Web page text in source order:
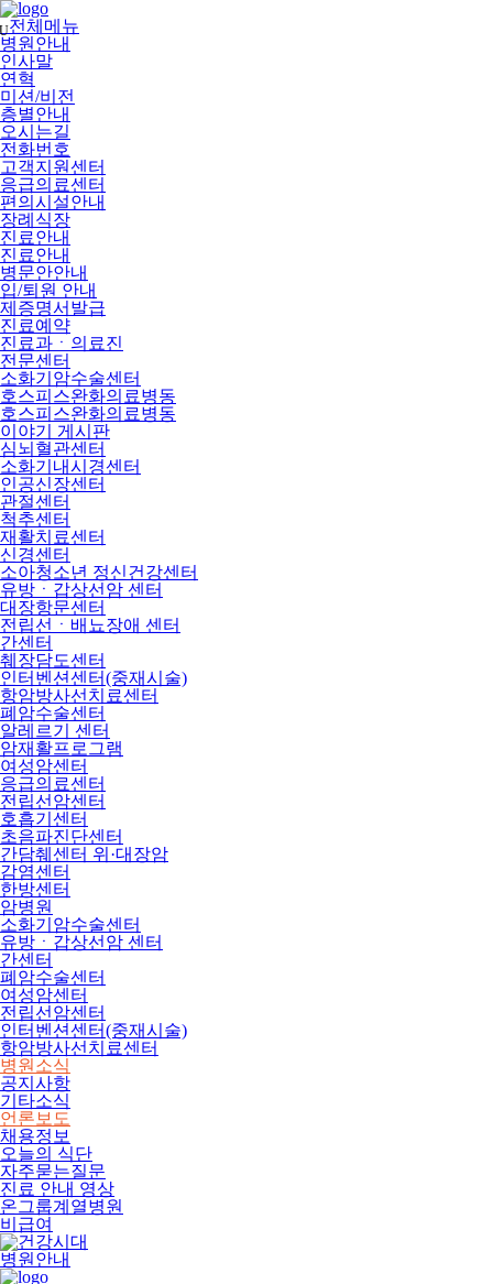
메
뉴
건
너
뛰
기
전체메뉴
병원안내
인사말
연혁
미션/비전
층별안내
오시는길
전화번호
고객지원센터
응급의료센터
편의시설안내
장례식장
진료안내
진료안내
병문안안내
입/퇴원 안내
제증명서발급
진료예약
진료과ㆍ의료진
전문센터
소화기암수술센터
호스피스완화의료병동
호스피스완화의료병동
이야기 게시판
심뇌혈관센터
소화기내시경센터
인공신장센터
관절센터
척추센터
재활치료센터
신경센터
소아청소년 정신건강센터
유방ㆍ갑상선암 센터
대장항문센터
전립선ㆍ배뇨장애 센터
간센터
췌장담도센터
인터벤션센터(중재시술)
항암방사선치료센터
폐암수술센터
알레르기 센터
암재활프로그램
여성암센터
응급의료센터
전립선암센터
호흡기센터
초음파진단센터
간담췌센터 위·대장암
감염센터
한방센터
암병원
소화기암수술센터
유방ㆍ갑상선암 센터
간센터
폐암수술센터
여성암센터
전립선암센터
인터벤션센터(중재시술)
항암방사선치료센터
병원소식
공지사항
기타소식
언론보도
채용정보
오늘의 식단
자주묻는질문
진료 안내 영상
온그룹계열병원
비급여
병원안내